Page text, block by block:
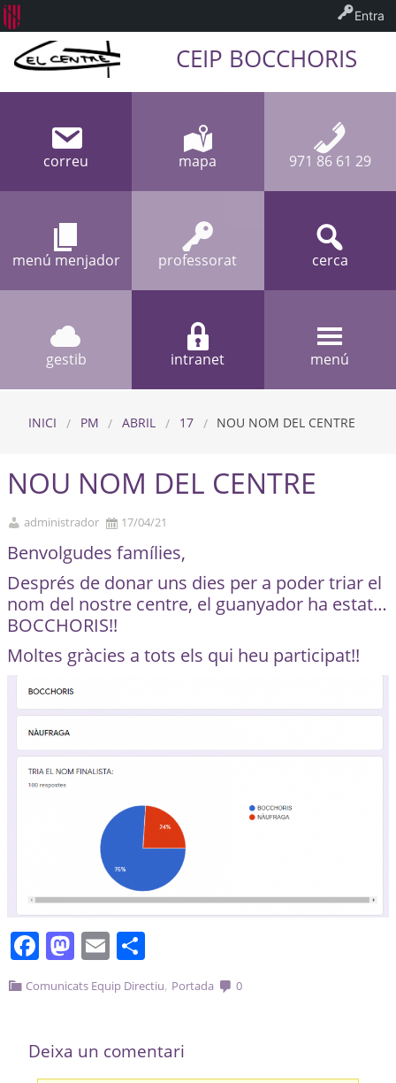
CEIP BOCCHORIS
correu mapa 971 86 61 29
menú menjador professorat cerca
gestib intranet menú
INICI PM ABRIL 17 NOU NOM DEL CENTRE
NOU NOM DEL CENTRE
administrador 17/04/21
Benvolgudes famílies,
Després de donar uns dies per a poder triar el
nom del nostre centre, el guanyador ha estat…
BOCCHORIS!!
Moltes gràcies a tots els qui heu participat!!
Facebook
Mastodon
Email
Comunicats Equip Directiu, Portada 0
Deixa un comentari
Entra